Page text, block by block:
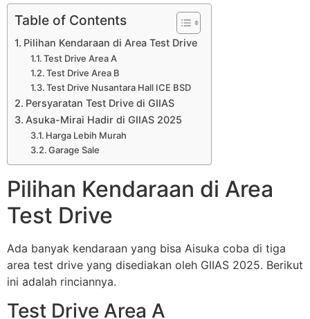
Table of Contents
Pilihan Kendaraan di Area Test Drive
Test Drive Area A
Test Drive Area B
Test Drive Nusantara Hall ICE BSD
Persyaratan Test Drive di GIIAS
Asuka-Mirai Hadir di GIIAS 2025
Harga Lebih Murah
Garage Sale
Pilihan Kendaraan di Area
Test Drive
Ada banyak kendaraan yang bisa Aisuka coba di tiga
area test drive yang disediakan oleh GIIAS 2025. Berikut
ini adalah rinciannya.
Test Drive Area A